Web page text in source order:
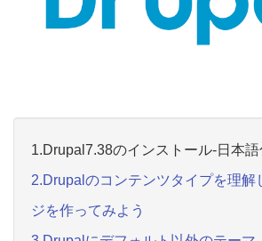
1.Drupal7.38のインストール-日本
2.Drupalのコンテンツタイプを理解
ジを作ってみよう